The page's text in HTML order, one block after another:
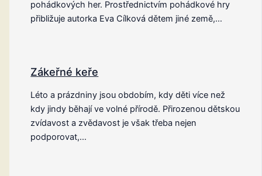
pohádkových her. Prostřednictvím pohádkové hry
přibližuje autorka Eva Cílková dětem jiné země,…
Zákeřné keře
Léto a prázdniny jsou obdobím, kdy děti více než
kdy jindy běhají ve volné přírodě. Přirozenou dětskou
zvídavost a zvědavost je však třeba nejen
podporovat,…